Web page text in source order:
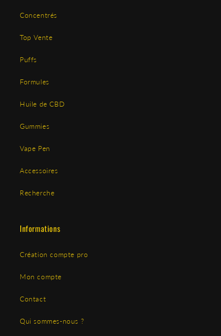
Concentrés
Top Vente
Puffs
Formules
Huile de CBD
Gummies
Vape Pen
Accessoires
Recherche
Informations
Création compte pro
Mon compte
Contact
Qui sommes-nous ?